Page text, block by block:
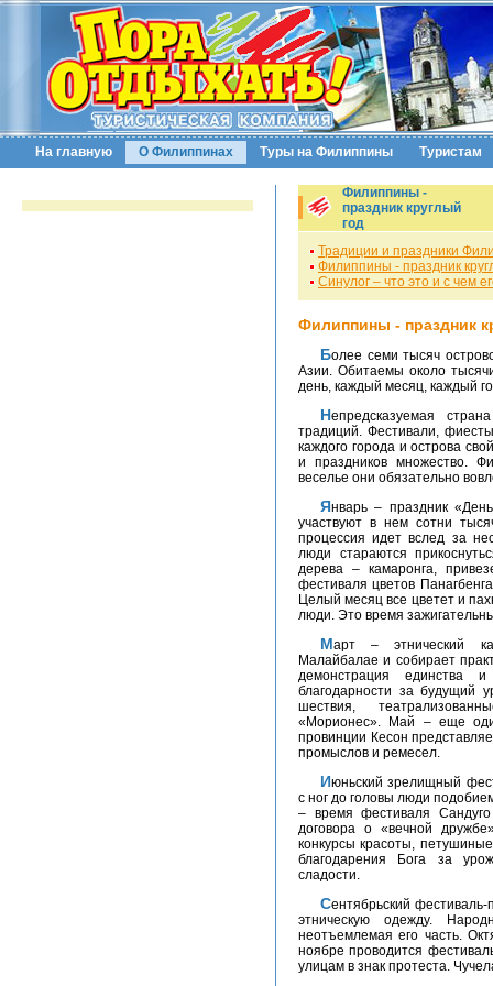
На главную О Филиппинах Туры на Филиппины Туристам
Филиппины -
праздник круглый
год
Традиции и праздники
Филиппины - праздник
Синулог – что это и с чем
Филиппины - праздник
Более семи тысяч островов «затерянных» в теплых морях Юго-Восточной
Азии. Обитаемы около
день, каждый месяц, каждый
Непредсказуемая страна удивительной экзотики, колорита и давних
традиций. Фестивали,
каждого города и острова
и праздников множество.
веселье они обязательно
Январь – праздник
участвуют в нем сотни
процессия идет вслед за
люди стараются
дерева – камаронга,
фестиваля цветов
Целый месяц все цветет и
люди. Это время
Март – этнический карнавал-шествие «Каамулан». Проводится в
Малайбалае и собирает
демонстрация единства
благодарности за будущий
шествия,
«Морионес». Май – еще
провинции Кесон
промыслов и ремесел.
Июньский зрелищный фестиваль «Пинтадос» в Таклобане. Разрисованные
с ног до головы люди
– время фестиваля
договора о «вечной
конкурсы красоты,
благодарения Бога за
сладости.
Сентябрьский фестиваль-показ «Бонок-Бонок» в Суригао, представляющий
этническую одежду.
неотъемлемая его часть.
ноябре проводится
улицам в знак протеста.